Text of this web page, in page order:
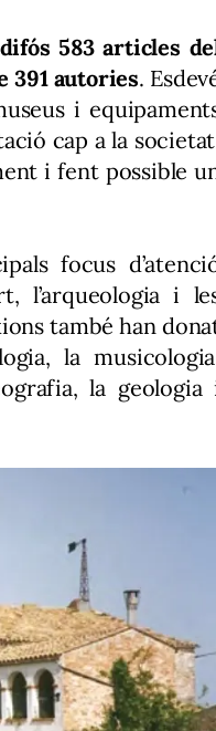
583 articles
391 autories.
i
cap a la
i fent possible
focus
l’arqueologia i
també han
la
la geologia